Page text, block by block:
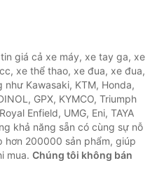
giá cả xe máy, xe tay ga, xe
xe thể thao, xe đua, xe đua,
Kawasaki, KTM, Honda,
GPX, KYMCO, Triumph
Enfield, UMG, Eni, TAYA
khả năng sẵn có cùng sự nỗ
200000 sản phẩm, giúp
mua. Chúng tôi không bán